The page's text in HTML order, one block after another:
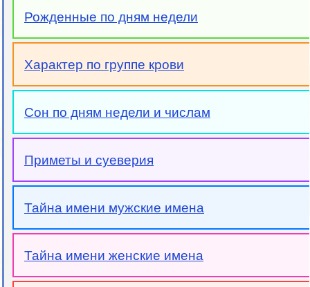
Рожденные по дням недели
Характер по группе крови
Сон по дням недели и числам
Приметы и суеверия
Тайна имени мужские имена
Тайна имени женские имена